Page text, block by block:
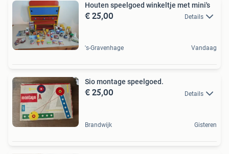
Houten speelgoed winkeltje met mini's
€ 25,00 Details
's-Gravenhage Vandaag
Sio montage speelgoed.
€ 25,00 Details
Brandwijk Gisteren